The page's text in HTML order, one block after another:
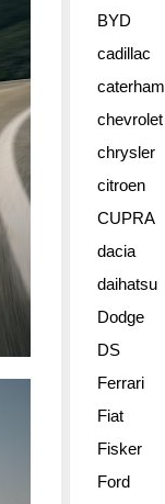
BYD
cadillac
caterham
chevrolet
chrysler
citroen
CUPRA
dacia
daihatsu
Dodge
DS
Ferrari
Fiat
Fisker
Ford